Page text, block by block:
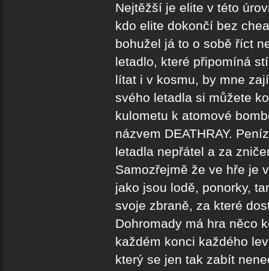
Nejtěžší je elite v této
kdo elite dokončí bez
bohužel já to o sobě říct
letadlo, které připomíná
lítat i v kosmu, by mne
svého letadla si můžete
kulometu k atomové
názvem DEATHRAY.
letadla nepřátel a za
Samozřejmě že ve hře je
jako jsou lodě, ponorky,
svoje zbraně, za které
Dohromady má hra něco
každém konci každého
který se jen tak zabít